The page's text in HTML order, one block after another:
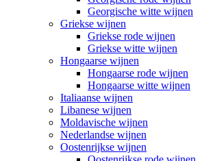
Georgische witte wijnen
Griekse wijnen
Griekse rode wijnen
Griekse witte wijnen
Hongaarse wijnen
Hongaarse rode wijnen
Hongaarse witte wijnen
Italiaanse wijnen
Libanese wijnen
Moldavische wijnen
Nederlandse wijnen
Oostenrijkse wijnen